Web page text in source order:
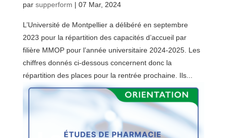
par supperform | 07 Mar, 2024
L’Université de Montpellier a délibéré en septembre
2023 pour la répartition des capacités d’accueil par
filière MMOP pour l’année universitaire 2024-2025. Les
chiffres donnés ci-dessous concernent donc la
répartition des places pour la rentrée prochaine. Ils...